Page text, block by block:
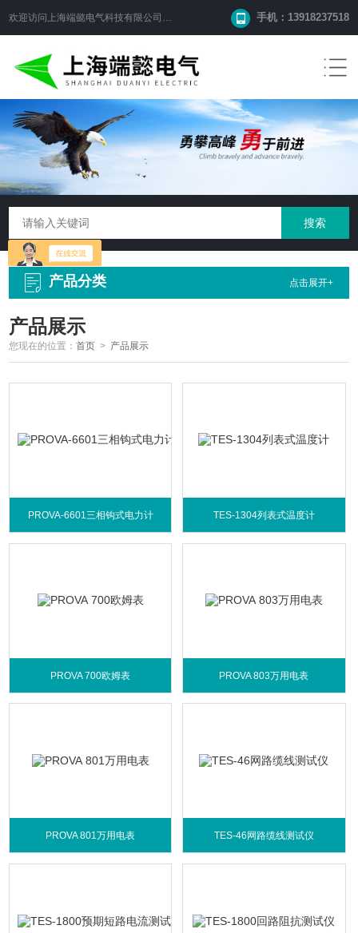
欢迎访问 上海端懿电气科技有限公司 网站！ 手机：13918237518
产品分类 点击展开+
产品展示
您现在的位置：首页 > 产品展示
PROVA-6601三相钩式电力计 TES-1304列表式温度计
PROVA 700欧姆表 PROVA 803万用电表
PROVA 801万用电表 TES-46网路缆线测试仪